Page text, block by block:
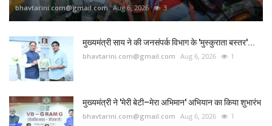
bhavtarini.com@gmail.com Aug 6, 2026 3
मुख्यमंत्री साय ने की जनसंपर्क विभाग के 'मुस्कुराता बस्तर'...
bhavtarini.com@gmail.com Aug 6, 2026 1
मुख्यमंत्री ने 'मेरी बेटी–मेरा अभिमान' अभियान का किया शुभारंभ
bhavtarini.com@gmail.com Aug 6, 2026 1